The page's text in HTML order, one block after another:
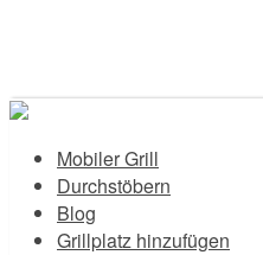
Mobiler Grill
Durchstöbern
Blog
Grillplatz hinzufügen